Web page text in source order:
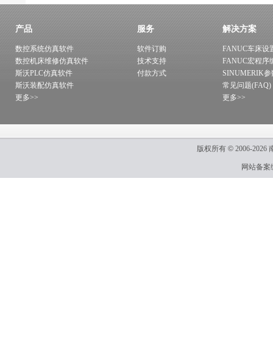
产品
数控系统仿真软件
数控机床维修仿真软件
斯沃PLC仿真软件
斯沃装配仿真软件
更多>>
服务
软件订购
技术支持
付款方式
解决方案
FANUC车床设
FANUC宏程序
SINUMERIK参
常见问题(FAQ)
更多>>
版权所有 © 2006-2026
网站备案